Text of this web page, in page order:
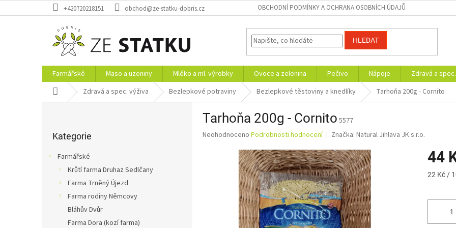
na
+420720218151 obchod@ze-statku-dobris.cz OBCHODNÍ PODMÍNKY A OCHRANA OSOBNÍCH ÚDAJŮ
HLEDAT
Farmářské Maso a uzeniny Mléko a ml. výrobky Ovoce a zelenina Pečivo Nápoje Zdravá a
Domů Zdravá a spec. výživa Bezlepkové potraviny Bezlepkové těstoviny a knedlíky Tarhoňa 200g - Cornito
kategorie
Kategorie
Farmářské
Krůtí farma Druhaz Sedlčany
Farma Trněný Újezd
Farma rodiny Němcovy
Bláhův Dvůr
Farma Dora (kozí farma)
Tarhoňa 200g - Cornito 5577
Průměrné
Neohodnoceno Podrobnosti hodnocení Značka: Natural Jihlava JK s.r.o.
44
Měrná
22 Kč /